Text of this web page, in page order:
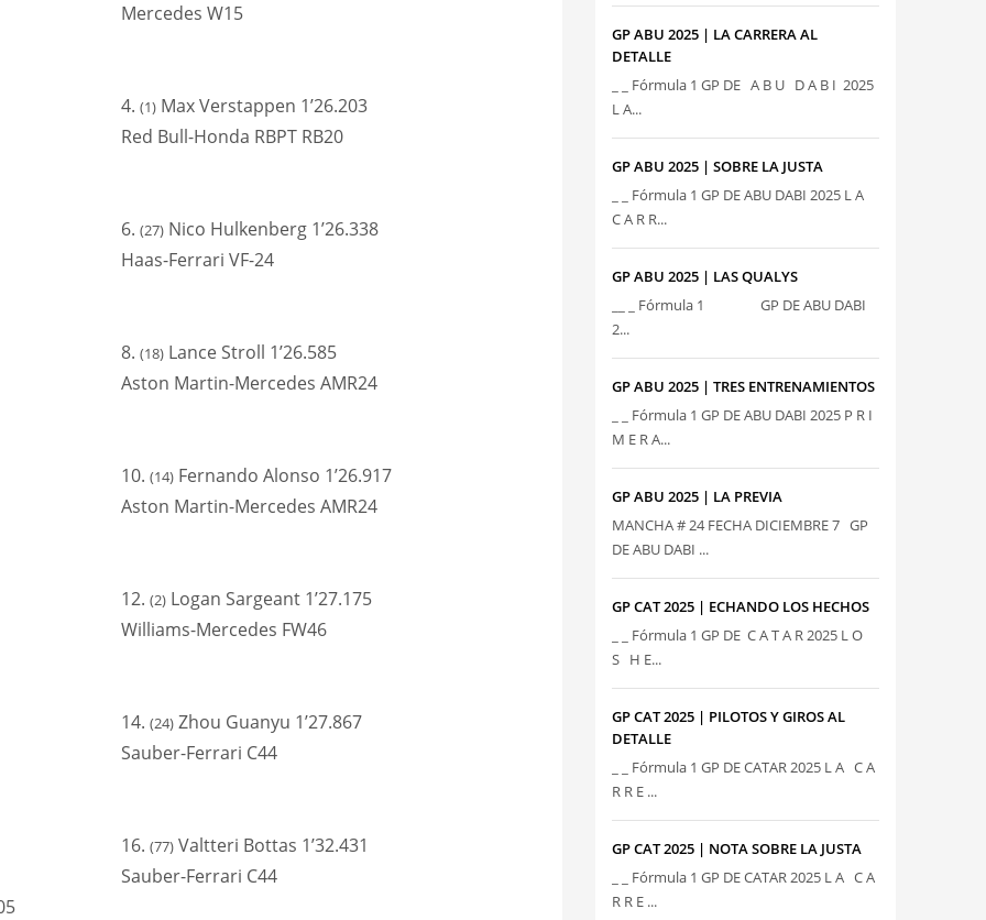
Mercedes W15
4.(1) Max Verstappen 1’26.203
Red Bull-Honda RBPT RB20
6.(27) Nico Hulkenberg 1’26.338
Haas-Ferrari VF-24
8.(18) Lance Stroll 1’26.585
Aston Martin-Mercedes AMR24
10.(14) Fernando Alonso 1’26.917
Aston Martin-Mercedes AMR24
12.(2) Logan Sargeant 1’27.175
Williams-Mercedes FW46
14.(24) Zhou Guanyu 1’27.867
Sauber-Ferrari C44
16.(77) Valtteri Bottas 1’32.431
Sauber-Ferrari C44
GP ABU 2025 | LA CARRERA AL
DETALLE
_ _ Fórmula 1 GP DE A B U D A B I 2025
L A...
GP ABU 2025 | SOBRE LA JUSTA
_ _ Fórmula 1 GP DE ABU DABI 2025 L A
C A R R...
GP ABU 2025 | LAS QUALYS
__ _ Fórmula 1 GP DE ABU DABI
2...
GP ABU 2025 | TRES ENTRENAMIENTOS
_ _ Fórmula 1 GP DE ABU DABI 2025 P R I
M E R A...
GP ABU 2025 | LA PREVIA
MANCHA # 24 FECHA DICIEMBRE 7 GP
DE ABU DABI ...
GP CAT 2025 | ECHANDO LOS HECHOS
_ _ Fórmula 1 GP DE C A T A R 2025 L O
S H E...
GP CAT 2025 | PILOTOS Y GIROS AL
DETALLE
_ _ Fórmula 1 GP DE CATAR 2025 L A C A
R R E ...
GP CAT 2025 | NOTA SOBRE LA JUSTA
_ _ Fórmula 1 GP DE CATAR 2025 L A C A
R R E ...